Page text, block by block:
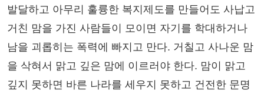
발달하고 아무리 훌륭한 복지제도를 만들어도 사납고
거친 맘을 가진 사람들이 모이면 자기를 학대하거나
남을 괴롭히는 폭력에 빠지고 만다. 거칠고 사나운 맘
을 삭혀서 맑고 깊은 맘에 이르러야 한다. 맘이 맑고
깊지 못하면 바른 나라를 세우지 못하고 건전한 문명